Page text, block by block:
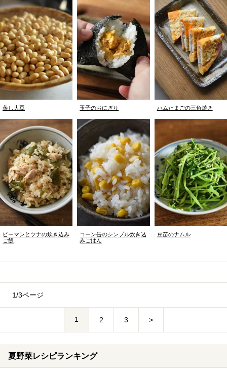
蒸し大豆 玉子のおにぎり ハムたまごの三角焼き
ピーマンとツナの炊き込み
ご飯
コーン缶のシンプル炊き込
みごはん
豆苗のナムル
1/3ページ
1 2 3 >
夏野菜レシピランキング